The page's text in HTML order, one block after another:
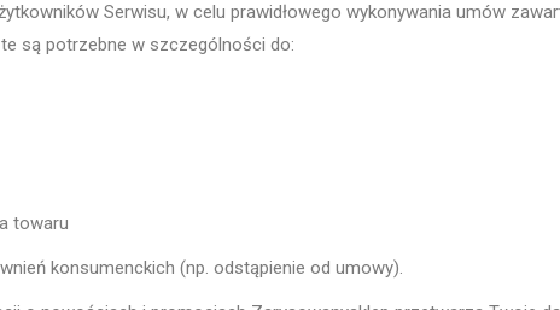
Serwisu, w celu prawidłowego wykonywania umów
są potrzebne w szczególności do:
towaru
konsumenckich (np. odstąpienie od umowy).